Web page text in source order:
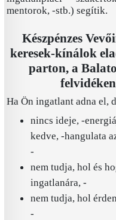
mentorok, -stb.) segítik.
Készpénzes
keresek-kínálok
parton, a
Ha Ön ingatlant adna el,
nincs ideje, -
kedve, -hangulata
-
nem tudja, hol és
ingatlanára, -
nem tudja, hol
-